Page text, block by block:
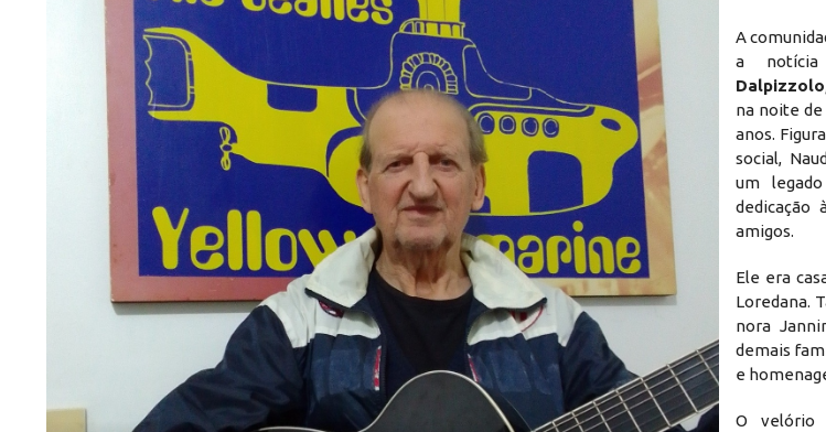
A
a
Dalpizzolo
na noite de
anos.
social,
um
dedicação
amigos.
Ele era
Loredana.
nora
demais
e
O velório